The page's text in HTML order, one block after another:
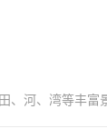
、河、湾等丰富